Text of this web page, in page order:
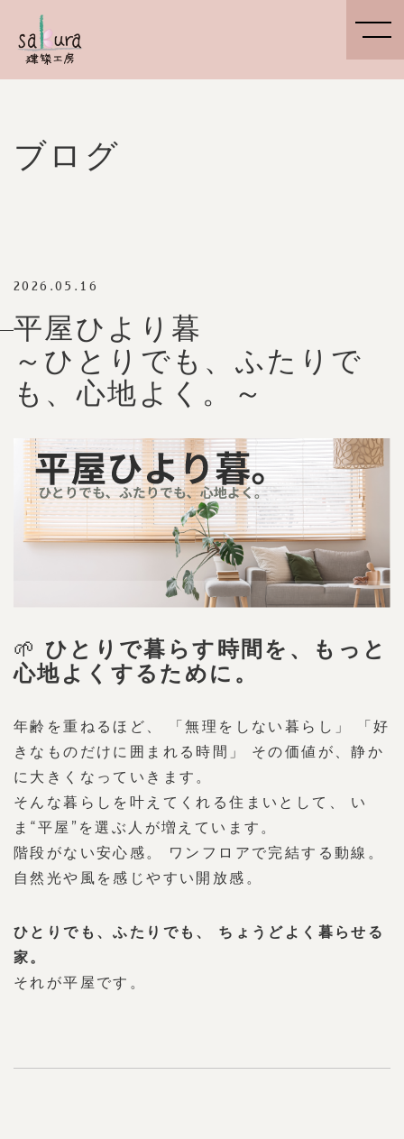
ブログ
2026.05.16
平屋ひより暮
～ひとりでも、ふたりで
も、心地よく。～
🌱 ひとりで暮らす時間を、もっと
心地よくするために。
年齢を重ねるほど、 「無理をしない暮らし」 「好
きなものだけに囲まれる時間」 その価値が、静か
に大きくなっていきます。
そんな暮らしを叶えてくれる住まいとして、 い
ま“平屋”を選ぶ人が増えています。
階段がない安心感。 ワンフロアで完結する動線。
自然光や風を感じやすい開放感。
ひとりでも、ふたりでも、
ちょうどよく暮らせる
家。
それが平屋です。